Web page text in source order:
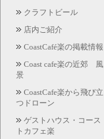
クラフトビール
店内ご紹介
CoastCafé楽の掲載情報
Coast cafe楽の近郊 風
景
CoastCafe楽から飛び立
つドローン
ゲストハウス・コース
トカフェ楽